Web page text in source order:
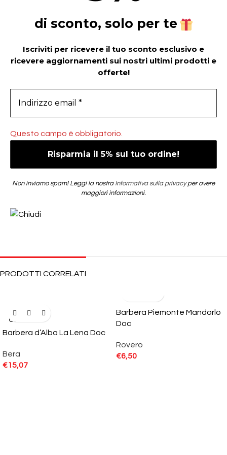
di sconto, solo per te
Iscriviti per ricevere il tuo sconto esclusivo e
ricevere aggiornamenti sui nostri ultimi prodotti e
offerte!
Questo campo è obbligatorio.
Non inviamo spam! Leggi la nostra Informativa sulla privacyper avere
maggiori informazioni.
PRODOTTI CORRELATI
OUT
Barbera d’Alba La Lena Doc
Bera
€15,07
Barbera Piemonte Mandorlo
Doc
Rovero
€6,50